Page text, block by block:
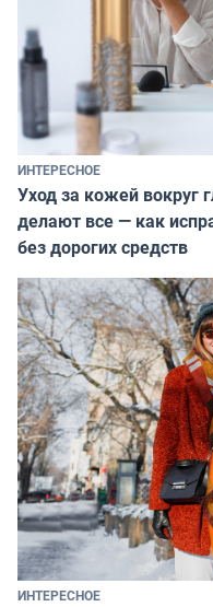
ИНТЕРЕСНОЕ
Уход за кожей вокруг
делают все — как
без дорогих средств
ИНТЕРЕСНОЕ